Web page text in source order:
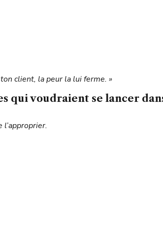
client, la peur la lui ferme. »
qui voudraient se lancer